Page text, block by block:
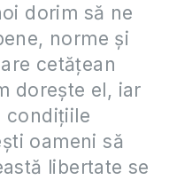
dorim să ne
norme şi
cetăţean
doreşte el, iar
condiţiile
oameni să
libertate se